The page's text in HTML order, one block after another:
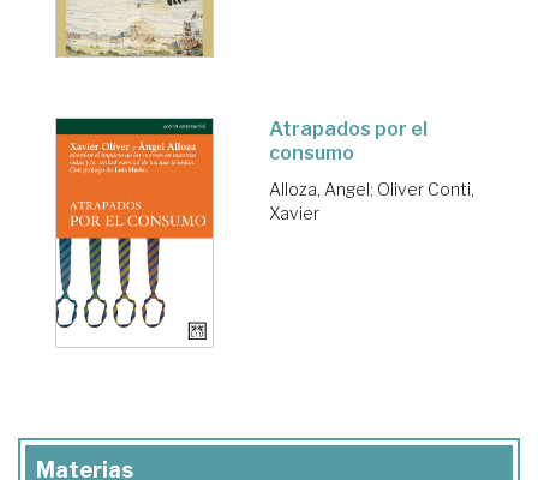
Atrapados por el
consumo
Alloza, Angel; Oliver Conti,
Xavier
Materias